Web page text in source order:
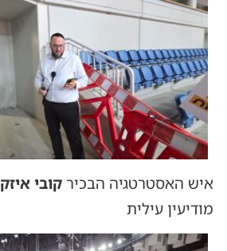
איש האסטרטגיה הבכירקובי איזק
מודיעין עילית